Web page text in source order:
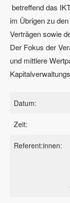
betreffend das
im Übrigen zu
Verträgen sowie
Der Fokus der
und mittlere
Datum:
Zeit:
Referent:innen: